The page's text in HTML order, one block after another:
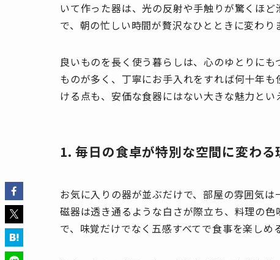
いて作った器は、光の反射や手触りが驚くほ
で、朝の忙しい時間が贅沢なひとときに変わり
良いものを長く使う暮らしは、心のゆとりに
ものが多く、丁寧にお手入れをすれば何十年
ける点も、安価な食器にはない大きな魅力とい
1. 毎日の食卓が特別な空間に変わる
お気に入りの器が並ぶだけで、部屋の雰囲気
磁器は透き通るような白さが際立ち、料理の
で、味覚だけでなく五感すべてで食事を楽しめ